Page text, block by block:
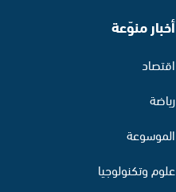
أخبار منوّعة
اقتصاد
رياضة
الموسوعة
علوم وتكنولوجيا